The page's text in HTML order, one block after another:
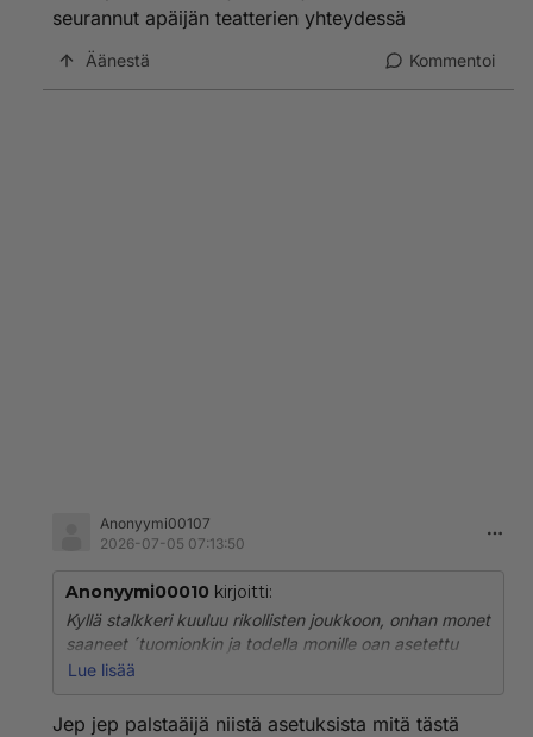
seurannut apäijän teatterien yhteydessä
Äänestä Kommentoi
Anonyymi00107
2026-07-05 07:13:50
Anonyymi00010 kirjoitti:
Kyllä stalkkeri kuuluu rikollisten joukkoon, onhan monet
saaneet ´tuomionkin ja todella monille oan asetettu
lähestymiskielto. Ehkä elokuussa sen saa kokea tietty
Lue lisää
Jep jep palstaäijä niistä asetuksista mitä tästä